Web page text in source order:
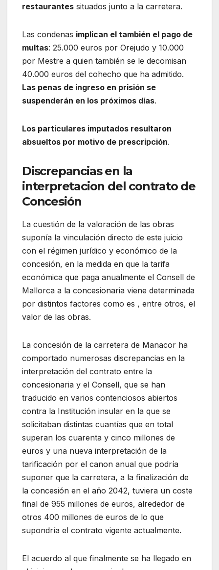
restaurantes situados junto a la carretera.
Las condenas implican el también el pago de
multas: 25.000 euros por Orejudo y 10.000
por Mestre a quien también se le decomisan
40.000 euros del cohecho que ha admitido.
Las penas de ingreso en prisión se
suspenderán en los próximos días.
Los particulares imputados resultaron
absueltos por motivo de prescripción.
Discrepancias en la
interpretacion del contrato de
Concesión
La cuestión de la valoración de las obras
suponía la vinculación directo de este juicio
con el régimen jurídico y económico de la
concesión, en la medida en que la tarifa
económica que paga anualmente el Consell de
Mallorca a la concesionaria viene determinada
por distintos factores como es , entre otros, el
valor de las obras.
La concesión de la carretera de Manacor ha
comportado numerosas discrepancias en la
interpretación del contrato entre la
concesionaria y el Consell, que se han
traducido en varios contenciosos abiertos
contra la Institución insular en la que se
solicitaban distintas cuantías que en total
superan los cuarenta y cinco millones de
euros y una nueva interpretación de la
tarificación por el canon anual que podría
suponer que la carretera, a la finalización de
la concesión en el año 2042, tuviera un coste
final de 955 millones de euros, alrededor de
otros 400 millones de euros de lo que
supondría el contrato vigente actualmente.
El acuerdo al que finalmente se ha llegado en